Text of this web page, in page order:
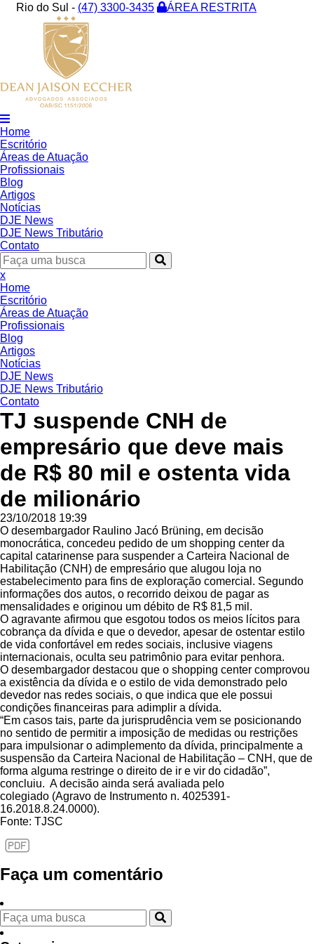
Rio do Sul - (47) 3300-3435 ÁREA RESTRITA
Home
Escritório
Áreas de Atuação
Profissionais
Blog
Artigos
Notícias
DJE News
DJE News Tributário
Contato
x
Home
Escritório
Áreas de Atuação
Profissionais
Blog
Artigos
Notícias
DJE News
DJE News Tributário
Contato
TJ suspende CNH de
empresário que deve mais
de R$ 80 mil e ostenta vida
de milionário
23/10/2018 19:39
O desembargador Raulino Jacó Brüning, em decisão
monocrática, concedeu pedido de um shopping center da
capital catarinense para suspender a Carteira Nacional de
Habilitação (CNH) de empresário que alugou loja no
estabelecimento para fins de exploração comercial. Segundo
informações dos autos, o recorrido deixou de pagar as
mensalidades e originou um débito de R$ 81,5 mil.
O agravante afirmou que esgotou todos os meios lícitos para
cobrança da dívida e que o devedor, apesar de ostentar estilo
de vida confortável em redes sociais, inclusive viagens
internacionais, oculta seu patrimônio para evitar penhora.
O desembargador destacou que o shopping center comprovou
a existência da dívida e o estilo de vida demonstrado pelo
devedor nas redes sociais, o que indica que ele possui
condições financeiras para adimplir a dívida.
“Em casos tais, parte da jurisprudência vem se posicionando
no sentido de permitir a imposição de medidas ou restrições
para impulsionar o adimplemento da dívida, principalmente a
suspensão da Carteira Nacional de Habilitação – CNH, que de
forma alguma restringe o direito de ir e vir do cidadão”,
concluiu. A decisão ainda será avaliada pelo
colegiado (Agravo de Instrumento n. 4025391-
16.2018.8.24.0000).
Fonte: TJSC
Faça um comentário